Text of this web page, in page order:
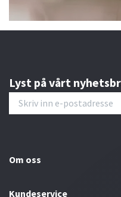
Lyst på vårt
Om oss
Kundeservice